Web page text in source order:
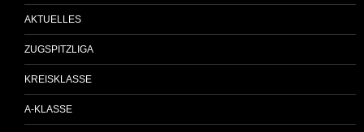
AKTUELLES
ZUGSPITZLIGA
KREISKLASSE
A-KLASSE